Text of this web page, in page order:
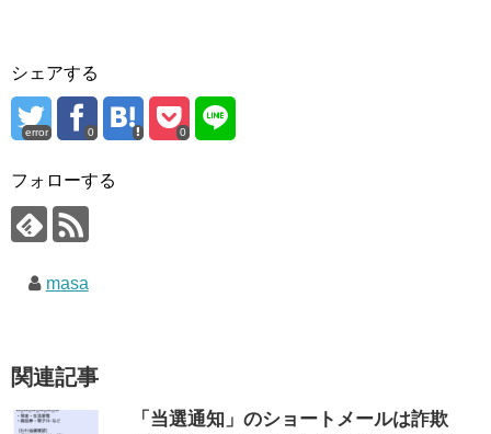
シェアする
error 0 0
フォローする
masa
関連記事
「当選通知」のショートメールは詐欺